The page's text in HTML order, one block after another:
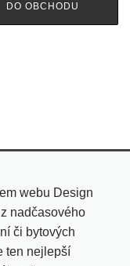
DO OBCHODU
webu Design
nadčasového
či bytových
ten nejlepší